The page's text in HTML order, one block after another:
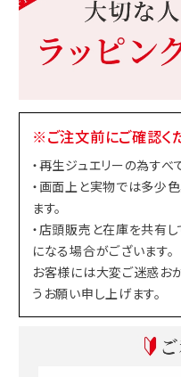
※ご注文前にご確認く
・再生ジュエリーの為す
・画面上と実物では多少
ます。
・店頭販売と在庫を共有
になる場合がございます。
お客様には大変ご迷惑お
うお願い申し上げます。